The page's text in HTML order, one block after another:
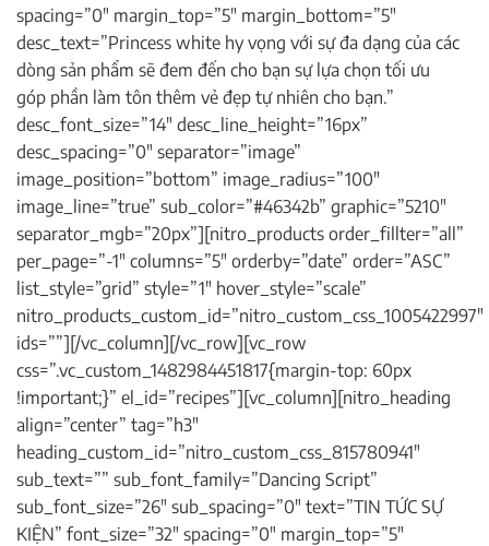
spacing=”0″ margin_top=”5″ margin_bottom=”5″
desc_text=”Princess white hy vọng với sự đa dạng của các
dòng sản phẩm sẽ đem đến cho bạn sự lựa chọn tối ưu
góp phần làm tôn thêm vẻ đẹp tự nhiên cho bạn.”
desc_font_size=”14″ desc_line_height=”16px”
desc_spacing=”0″ separator=”image”
image_position=”bottom” image_radius=”100″
image_line=”true” sub_color=”#46342b” graphic=”5210″
separator_mgb=”20px”][nitro_products order_fillter=”all”
per_page=”-1″ columns=”5″ orderby=”date” order=”ASC”
list_style=”grid” style=”1″ hover_style=”scale”
nitro_products_custom_id=”nitro_custom_css_1005422997″
ids=””][/vc_column][/vc_row][vc_row
css=”.vc_custom_1482984451817{margin-top: 60px
!important;}” el_id=”recipes”][vc_column][nitro_heading
align=”center” tag=”h3″
heading_custom_id=”nitro_custom_css_815780941″
sub_text=”” sub_font_family=”Dancing Script”
sub_font_size=”26″ sub_spacing=”0″ text=”TIN TỨC SỰ
KIỆN” font_size=”32″ spacing=”0″ margin_top=”5″